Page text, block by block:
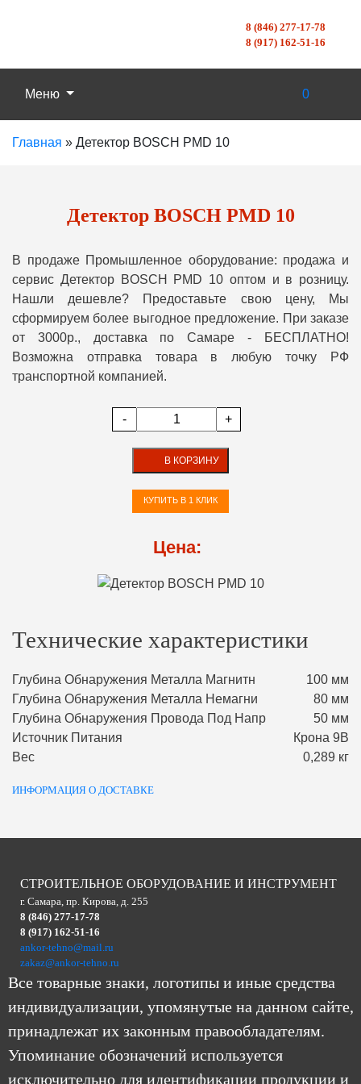
8 (846) 277-17-78
8 (917) 162-51-16
Меню 0
Главная » Детектор BOSCH PMD 10
Детектор BOSCH PMD 10
В продаже Промышленное оборудование: продажа и
сервис Детектор BOSCH PMD 10 оптом и в розницу.
Нашли дешевле? Предоставьте свою цену, Мы
сформируем более выгодное предложение. При заказе
от 3000р., доставка по Самаре - БЕСПЛАТНО!
Возможна отправка товара в любую точку РФ
транспортной компанией.
- +
В КОРЗИНУ
КУПИТЬ В 1 КЛИК
Цена:
Технические характеристики
Глубина Обнаружения Металла Магнитн
100 мм
Глубина Обнаружения Металла Немагни
80 мм
Глубина Обнаружения Провода Под Напр
50 мм
Источник Питания
Крона 9В
Вес
0,289 кг
ИНФОРМАЦИЯ О ДОСТАВКЕ
СТРОИТЕЛЬНОЕ ОБОРУДОВАНИЕ И ИНСТРУМЕНТ
г. Самара, пр. Кирова, д. 255
8 (846) 277-17-78
8 (917) 162-51-16
ankor-tehno@mail.ru
zakaz@ankor-tehno.ru
Все товарные знаки, логотипы и иные средства
индивидуализации, упомянутые на данном сайте,
принадлежат их законным правообладателям.
Упоминание обозначений используется
исключительно для идентификации продукции и